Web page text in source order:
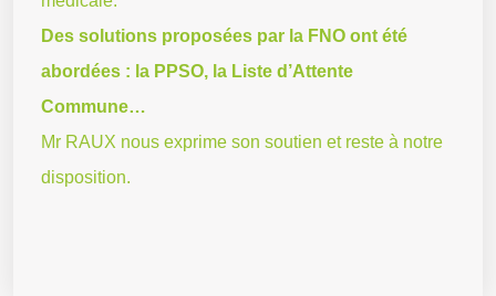
Des solutions proposées par la FNO ont été
abordées : la PPSO, la Liste d’Attente
Commune…
Mr RAUX nous exprime son soutien et reste à notre
disposition.